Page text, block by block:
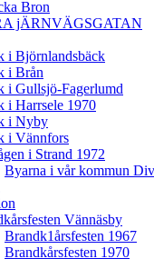
Bron
jÄRNVÄGSGATAN
i Björnlandsbäck
i Brån
i Gullsjö-Fagerlumd
i Harrsele 1970
i Nyby
i Vännfors
i Strand 1972
Byarna i vår kommun
Vännäsby
Brandk1årsfesten 1967
Brandkårsfesten 1970